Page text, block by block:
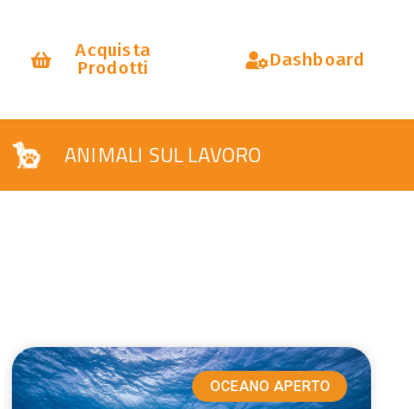
Acquista
Prodotti
Dashboard
ANIMALI SUL LAVORO
OCEANO APERTO